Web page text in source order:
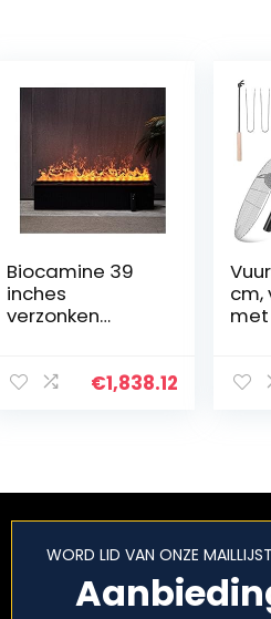
Biocamine 39
inches
verzonken
vlam versieren
€1,838.12
cm,
WORD LID VAN ONZE